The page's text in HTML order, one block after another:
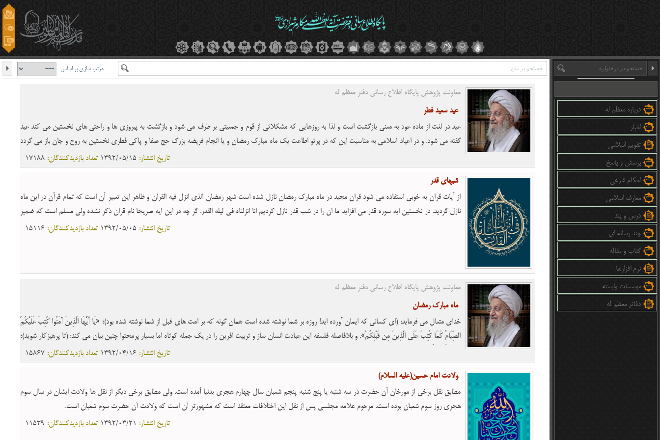
درباره معظم له
اخبار
تقویم اسلامی
پرسش و پاسخ
احکام شرعی
معارف اسلامی
درس و پند
چند رسانه ای
کتاب و مقاله
نرم افزارها
موسسات وابسته
دفاتر معظم له
مرتب سازی بر اساس
معاونت پژوهش پایگاه اطلاع رسانی دفتر معظم له
عید سعید فطر
عید در لغت از ماده عود به معنى بازگشت است و لذا به روزهایى که مشکلاتى از قوم و جمعیتى بر طرف مى شود و بازگشت به پیروزى ها و راحتى هاى نخستین مى کند عید
گفته مى شود. و در اعیاد اسلامى به مناسبت این که در پرتو اطاعت یک ماه مبارک رمضان و یا انجام فریضه بزرگ حج صفا و پاکى فطرى نخستین به روح و جان باز مى گردد
17188 تعداد بازدیدکنندگان: 1392/05/15 تاریخ انتشار:
شبهای قدر
از آیات قران به خوبى استفاده مى شود قران مجید در ماه مبارک رمضان نازل شده است شهر رمضان الذی انزل فیه القران و ظاهر این تعبیر آن است که تمام قرآن در این ماه
نازل گردید. در نخستین ایه سوره قدر مى افزاید ما ان را در شب قدر نازل کردیم انا انزلناه فی لیله القدر. گر چه در این ایه صریحا نام قران ذکر نشده ولى مسلم است که ضمیر
15116 تعداد بازدیدکنندگان: 1392/05/05 تاریخ انتشار:
معاونت پژوهش پایگاه اطلاع رسانی دفتر معظم له
ماه مبارک رمضان
خداى متعال می فرماید: (اى کسانى که ایمان آورده اید! روزه بر شما نوشته شده است همان گونه که بر امت هاى قبل از شما نوشته شده بود)؛ «یَا أَیُّهَا الَّذِینَ آمَنُوا كُتِبَ عَلَیْكُمُ
الصِّیَامُ كَمَا كُتِبَ عَلَی الَّذِینَ مِن قَبْلِكُمْ». و بلافاصله فلسفه این عبادت انسان ساز و تربیت افرین را در یک جمله کوتاه اما بسیار پرمحتوا چنین بیان مى کند: (تا پرهیزکار شوید)؛
15867 تعداد بازدیدکنندگان: 1392/04/16 تاریخ انتشار:
ولادت امام حسین(علیه السلام)
مطابق نقل برخى از مورخان آن حضرت در سه شنبه یا پنج شنبه پنجم شعبان سال چهارم هجرى بدنیا آمده است. ولى مطابق برخى دیگر از نقل ها ولادت ایشان در سال سوم
هجرى روز سوم شعبان بوده است. مرحوم علامه مجلسى پس از نقل این اختلافات معتقد است که مشهورتر آن است که ولادت آن حضرت سوم شعبان است.
11539 تعداد بازدیدکنندگان: 1392/03/21 تاریخ انتشار: